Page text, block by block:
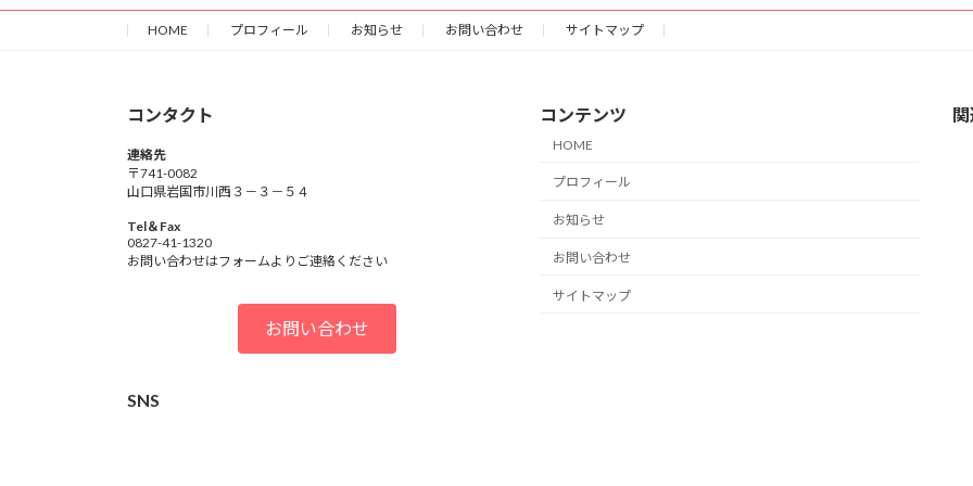
HOME プロフィール お知らせ お問い合わせ サイトマップ
コンタクト
連絡先
〒741-0082
山口県岩国市川西３－３－５４
Tel＆Fax
0827-41-1320
お問い合わせはフォームよりご連絡ください
お問い合わせ
SNS
コンテンツ
HOME
プロフィール
お知らせ
お問い合わせ
サイトマップ